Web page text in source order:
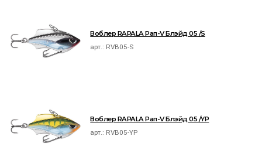
Воблер RAPALA Рап-V Блэйд 05 /S
арт.: RVB05-S
Воблер RAPALA Рап-V Блэйд 05 /YP
арт.: RVB05-YP